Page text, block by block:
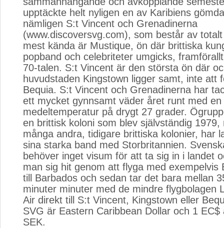
upptäckte helt nyligen en av Karibiens
nämligen S:t Vincent och Grenadinerna
(www.discoversvg.com), som består av
mest kända är Mustique, ön där brittiska
popband och celebriteter umgicks,
70-talen. S:t Vincent är den största ön där
huvudstaden Kingstown ligger samt, inte att
Bequia. S:t Vincent och Grenadinerna har
ett mycket gynnsamt väder året runt med en
medeltemperatur på drygt 27 grader.
en brittisk koloni som blev självständig 1979,
många andra, tidigare brittiska kolonier, har
sina starka band med Storbritannien.
behöver inget visum för att ta sig in i landet
man sig hit genom att flyga med exempelvis
till Barbados och sedan tar det bara mellan
minuter minuter med de mindre flygbolagen
Air direkt till S:t Vincent, Kingstown eller
SVG är Eastern Caribbean Dollar och 1
SEK.